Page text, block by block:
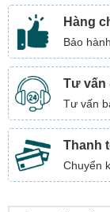
Hàng
Bảo
Tư vấn
Tư vấn
Thanh
Chuyển